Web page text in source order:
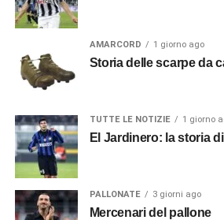
AMARCORD 1 giorno ago
Storia delle scarpe da
TUTTE LE NOTIZIE 1 giorno
El Jardinero: la storia
PALLONATE 3 giorni ago
Mercenari del pallone